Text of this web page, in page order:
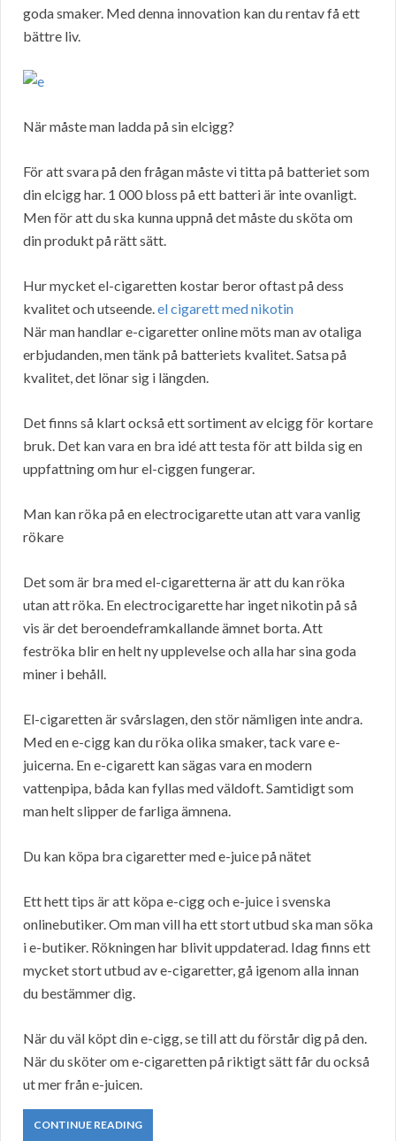
goda smaker. Med denna innovation kan du rentav få ett
bättre liv.
När måste man ladda på sin elcigg?
För att svara på den frågan måste vi titta på batteriet som
din elcigg har. 1 000 bloss på ett batteri är inte ovanligt.
Men för att du ska kunna uppnå det måste du sköta om
din produkt på rätt sätt.
Hur mycket el-cigaretten kostar beror oftast på dess
kvalitet och utseende.el cigarett med nikotin
När man handlar e-cigaretter online möts man av otaliga
erbjudanden, men tänk på batteriets kvalitet. Satsa på
kvalitet, det lönar sig i längden.
Det finns så klart också ett sortiment av elcigg för kortare
bruk. Det kan vara en bra idé att testa för att bilda sig en
uppfattning om hur el-ciggen fungerar.
Man kan röka på en electrocigarette utan att vara vanlig
rökare
Det som är bra med el-cigaretterna är att du kan röka
utan att röka. En electrocigarette har inget nikotin på så
vis är det beroendeframkallande ämnet borta. Att
feströka blir en helt ny upplevelse och alla har sina goda
miner i behåll.
El-cigaretten är svårslagen, den stör nämligen inte andra.
Med en e-cigg kan du röka olika smaker, tack vare e-
juicerna. En e-cigarett kan sägas vara en modern
vattenpipa, båda kan fyllas med väldoft. Samtidigt som
man helt slipper de farliga ämnena.
Du kan köpa bra cigaretter med e-juice på nätet
Ett hett tips är att köpa e-cigg och e-juice i svenska
onlinebutiker. Om man vill ha ett stort utbud ska man söka
i e-butiker. Rökningen har blivit uppdaterad. Idag finns ett
mycket stort utbud av e-cigaretter, gå igenom alla innan
du bestämmer dig.
När du väl köpt din e-cigg, se till att du förstår dig på den.
När du sköter om e-cigaretten på riktigt sätt får du också
ut mer från e-juicen.
CONTINUE READING